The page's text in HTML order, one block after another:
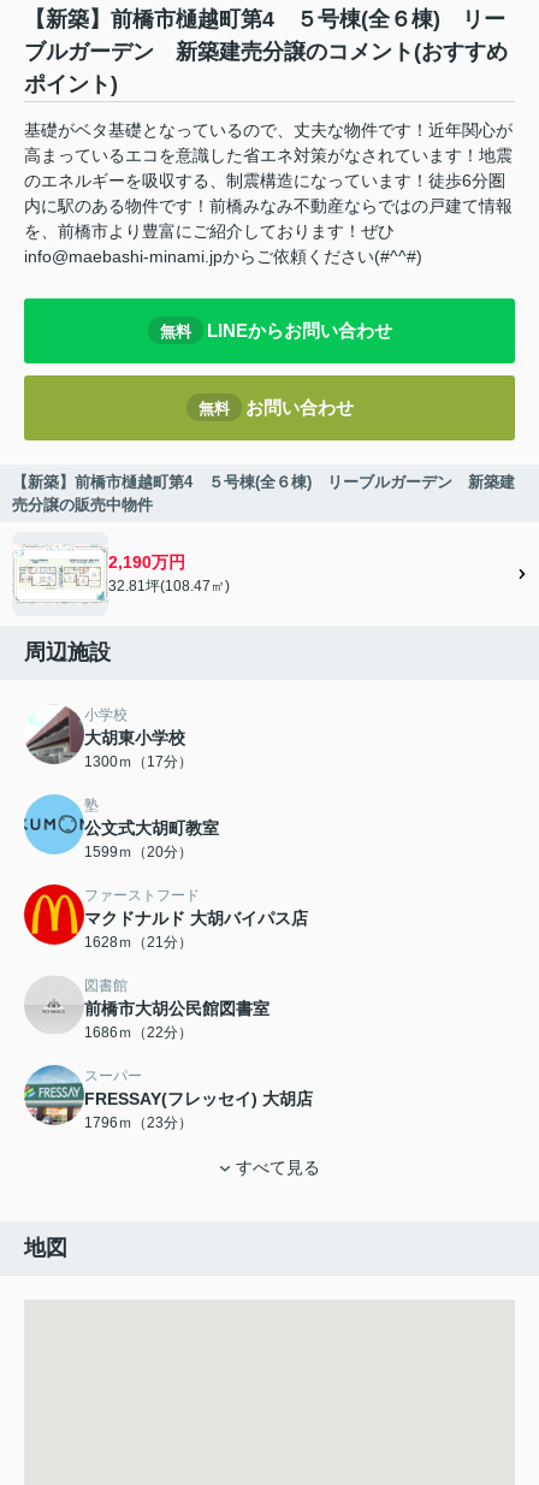
【新築】前橋市樋越町第4 ５号棟(全６棟) リー
ブルガーデン 新築建売分譲のコメント(おすすめ
ポイント)
基礎がベタ基礎となっているので、丈夫な物件です！近年関心が
高まっているエコを意識した省エネ対策がなされています！地震
のエネルギーを吸収する、制震構造になっています！徒歩6分圏
内に駅のある物件です！前橋みなみ不動産ならではの戸建て情報
を、前橋市より豊富にご紹介しております！ぜひ
info@maebashi-minami.jpからご依頼ください(#^^#)
無料 LINEからお問い合わせ
無料 お問い合わせ
【新築】前橋市樋越町第4 ５号棟(全６棟) リーブルガーデン 新築建
売分譲の販売中物件
2,190万円
32.81坪(108.47㎡)
周辺施設
小学校
大胡東小学校
1300ｍ（17分）
塾
公文式大胡町教室
1599ｍ（20分）
ファーストフード
マクドナルド 大胡バイパス店
1628ｍ（21分）
図書館
前橋市大胡公民館図書室
1686ｍ（22分）
スーパー
FRESSAY(フレッセイ) 大胡店
1796ｍ（23分）
すべて見る
地図